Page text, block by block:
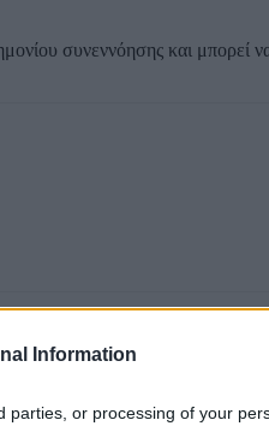
Information
parties, or processing of your
συνεννόησης και μπορεί